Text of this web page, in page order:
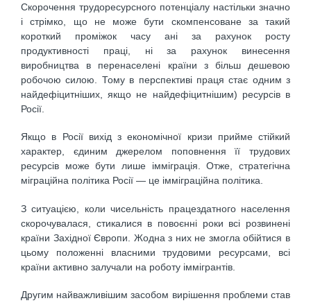
Скорочення трудоресурсного потенціалу настільки значно
і стрімко, що не може бути скомпенсоване за такий
короткий проміжок часу ані за рахунок росту
продуктивності праці, ні за рахунок винесення
виробництва в перенаселені країни з більш дешевою
робочою силою. Тому в перспективі праця стає одним з
найдефіцитніших, якщо не найдефіцитнішим) ресурсів в
Росії.
Якщо в Росії вихід з економічної кризи прийме стійкий
характер, єдиним джерелом поповнення її трудових
ресурсів може бути лише імміграція. Отже, стратегічна
міграційна політика Росії — це імміграційна політика.
З ситуацією, коли чисельність працездатного населення
скорочувалася, стикалися в повоєнні роки всі розвинені
країни Західної Європи. Жодна з них не змогла обійтися в
цьому положенні власними трудовими ресурсами, всі
країни активно залучали на роботу іммігрантів.
Другим найважливішим засобом вирішення проблеми став